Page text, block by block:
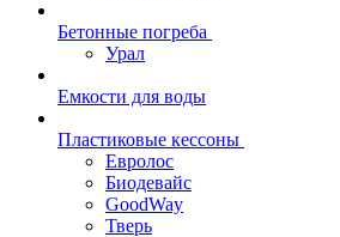
Бетонные погреба
Урал
Емкости для воды
Пластиковые кессоны
Евролос
Биодевайс
GoodWay
Тверь